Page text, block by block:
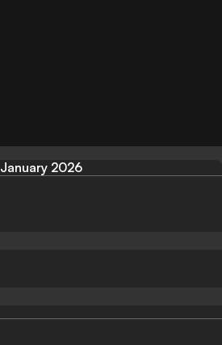
January 2026